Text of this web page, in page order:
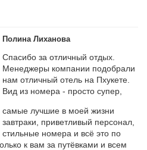
Полина Лиханова
Спасибо за отличный отдых.
Менеджеры компании подобрали
нам отличный отель на Пхукете.
Вид из номера - просто супер,
самые лучшие в моей жизни
завтраки, приветливый персонал,
стильные номера и всё это по
к вам за путёвками и всем